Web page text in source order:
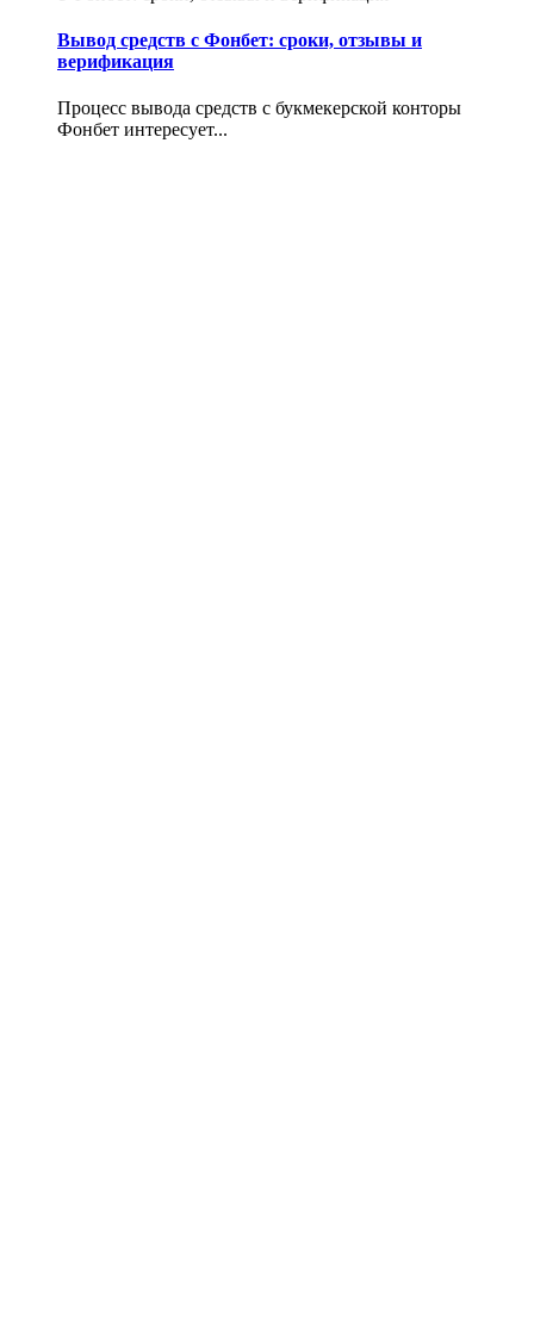
Вывод средств с Фонбет: сроки, отзывы и
верификация
Процесс вывода средств с букмекерской конторы
Фонбет интересует...